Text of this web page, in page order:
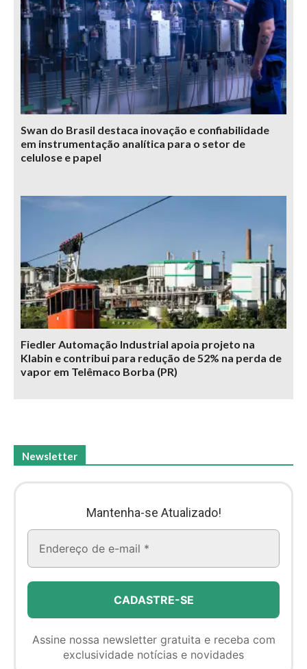
Swan do Brasil destaca inovação e confiabilidade
em instrumentação analítica para o setor de
celulose e papel
Fiedler Automação Industrial apoia projeto na
Klabin e contribui para redução de 52% na perda de
vapor em Telêmaco Borba (PR)
Newsletter
Mantenha-se Atualizado!
Assine nossa newsletter gratuita e receba com
exclusividade notícias e novidades